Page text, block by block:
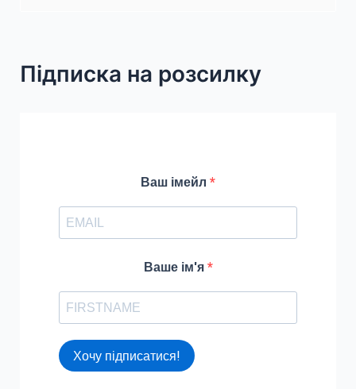
cПідписка на розсилку
Ваш імейл
Ваше ім'я
Хочу підписатися!